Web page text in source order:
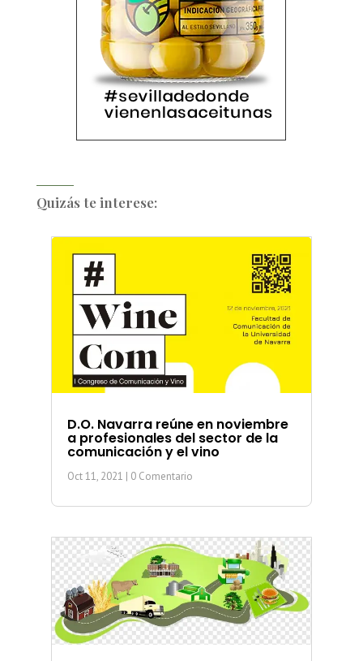
Quizás te interese:
D.O. Navarra reúne en noviembre
a profesionales del sector de la
comunicación y el vino
Oct 11, 2021 | 0 Comentario